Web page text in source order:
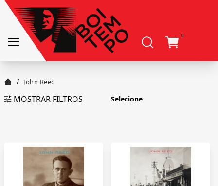
0
/ John Reed
MOSTRAR FILTROS